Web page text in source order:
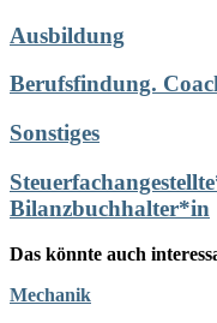
Ausbildung
Berufsfindung.
Sonstiges
Bilanzbuchhalter*in
Das könnte auch
Mechanik